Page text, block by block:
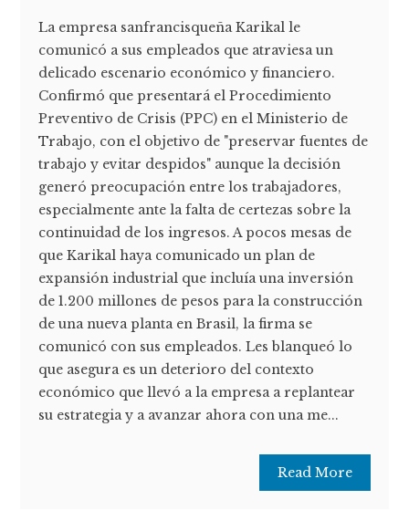
La empresa sanfrancisqueña Karikal le
comunicó a sus empleados que atraviesa un
delicado escenario económico y financiero.
Confirmó que presentará el Procedimiento
Preventivo de Crisis (PPC) en el Ministerio de
Trabajo, con el objetivo de "preservar fuentes de
trabajo y evitar despidos" aunque la decisión
generó preocupación entre los trabajadores,
especialmente ante la falta de certezas sobre la
continuidad de los ingresos. A pocos mesas de
que Karikal haya comunicado un plan de
expansión industrial que incluía una inversión
de 1.200 millones de pesos para la construcción
de una nueva planta en Brasil, la firma se
comunicó con sus empleados. Les blanqueó lo
que asegura es un deterioro del contexto
económico que llevó a la empresa a replantear
su estrategia y a avanzar ahora con una me...
Read More